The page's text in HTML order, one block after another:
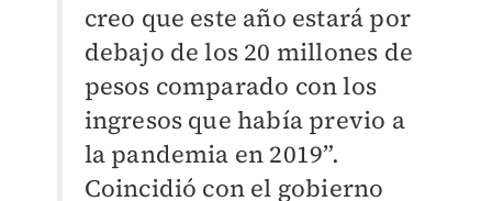
creo que este año estará por
debajo de los 20 millones de
pesos comparado con los
ingresos que había previo a
la pandemia en 2019”.
Coincidió con el gobierno